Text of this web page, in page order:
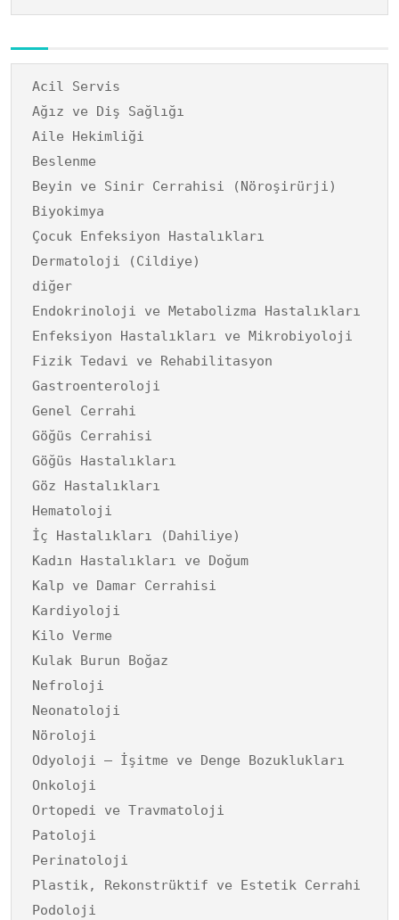
Acil Servis
Ağız ve Diş Sağlığı
Aile Hekimliği
Beslenme
Beyin ve Sinir Cerrahisi (Nöroşirürji)
Biyokimya
Çocuk Enfeksiyon Hastalıkları
Dermatoloji (Cildiye)
diğer
Endokrinoloji ve Metabolizma Hastalıkları
Enfeksiyon Hastalıkları ve Mikrobiyoloji
Fizik Tedavi ve Rehabilitasyon
Gastroenteroloji
Genel Cerrahi
Göğüs Cerrahisi
Göğüs Hastalıkları
Göz Hastalıkları
Hematoloji
İç Hastalıkları (Dahiliye)
Kadın Hastalıkları ve Doğum
Kalp ve Damar Cerrahisi
Kardiyoloji
Kilo Verme
Kulak Burun Boğaz
Nefroloji
Neonatoloji
Nöroloji
Odyoloji – İşitme ve Denge Bozuklukları
Onkoloji
Ortopedi ve Travmatoloji
Patoloji
Perinatoloji
Plastik, Rekonstrüktif ve Estetik Cerrahi
Podoloji